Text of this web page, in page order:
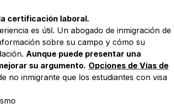
certificación laboral.
es útil. Un abogado de inmigración de
sobre su campo y cómo su
Aunque puede presentar una
su argumento. Opciones de Vías de
no inmigrante que los estudiantes con visa